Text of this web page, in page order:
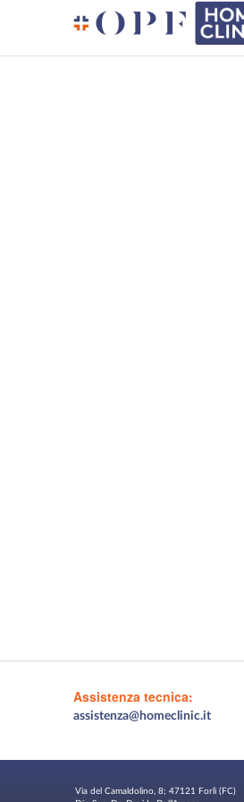
Assistenza tecnica:
assistenza@homeclinic.it
Via del Camaldolino, 8; 47121 Forlì (FC)